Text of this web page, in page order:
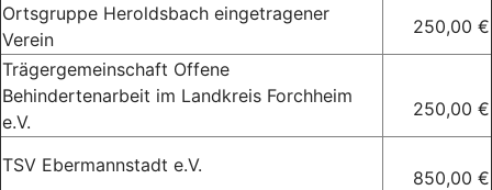
Ortsgruppe Heroldsbach eingetragener
Verein
250,00 €
Trägergemeinschaft Offene
Behindertenarbeit im Landkreis Forchheim
e.V.
250,00 €
TSV Ebermannstadt e.V.
850,00 €